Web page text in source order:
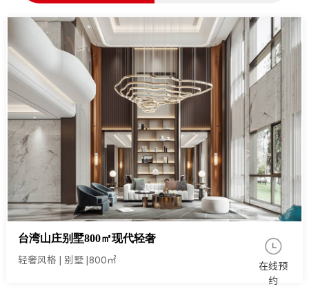
台湾山庄别墅800㎡现代轻奢
轻奢风格 别墅 |800㎡
在线预
约